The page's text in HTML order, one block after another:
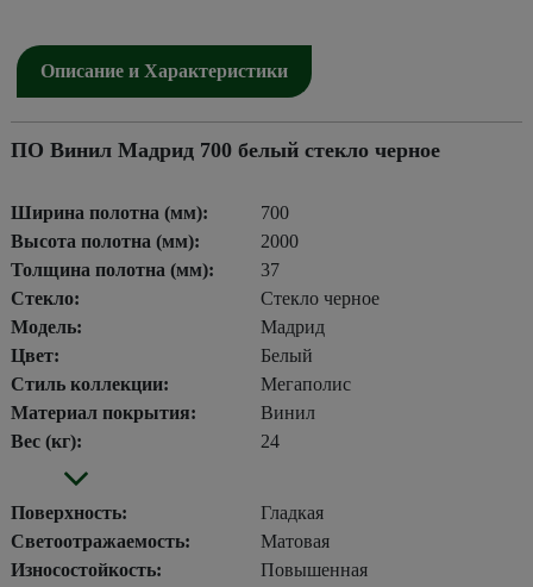
Описание и Характеристики
ПО Винил Мадрид 700 белый стекло черное
Ширина полотна (мм):
700
Высота полотна (мм):
2000
Толщина полотна (мм):
37
Стекло:
Стекло черное
Модель:
Мадрид
Цвет:
Белый
Стиль коллекции:
Мегаполис
Материал покрытия:
Винил
Вес (кг):
24
Поверхность:
Гладкая
Светоотражаемость:
Матовая
Износостойкость:
Повышенная